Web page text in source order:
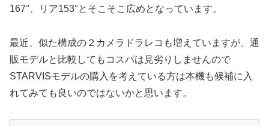
167°、リア153°とそこそこ広めとなっています。
最近、似た構成の２カメラドラレコも増えていますが、通
販モデルと比較してもコスパは見劣りしませんので
STARVISモデルの購入を考えている方は本機も候補に入
れてみても良いのではないかと思います。